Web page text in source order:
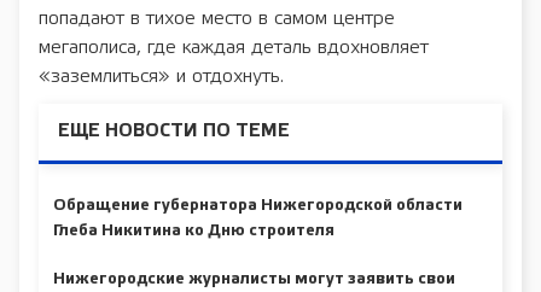
попадают в тихое место в самом центре
мегаполиса, где каждая деталь вдохновляет
«заземлиться» и отдохнуть.
ЕЩЕ НОВОСТИ ПО ТЕМЕ
Обращение губернатора Нижегородской области
Глеба Никитина ко Дню строителя
Нижегородские журналисты могут заявить свои